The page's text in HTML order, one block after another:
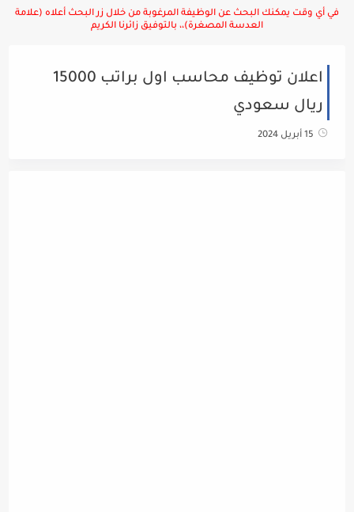
في أي وقت يمكنك البحث عن الوظيفة المرغوبة من خلال زر البحث أعلاه (علامة
العدسة المصغرة)،، بالتوفيق زائرنا الكريم
اعلان توظيف محاسب اول براتب 15000
ريال سعودي
15 أبريل 2024